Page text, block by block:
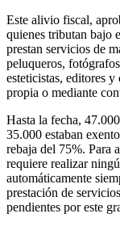
Este alivio fiscal,
quienes tributan bajo
prestan servicios de
peluqueros,
esteticistas, editores
propia o mediante
Hasta la fecha,
35.000 estaban
rebaja del 75%. Para
requiere realizar
automáticamente
prestación de
pendientes por este